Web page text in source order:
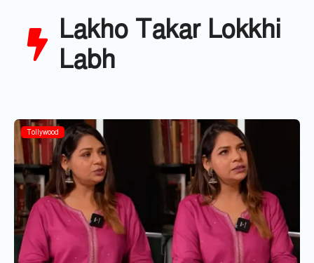
Lakho Takar Lokkhi
Labh
Tollywood